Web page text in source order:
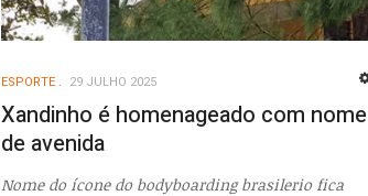
ESPORTE 29 JULHO 2025
Xandinho é homenageado com nome
de avenida
Nome do ícone do bodyboarding brasilerio fica